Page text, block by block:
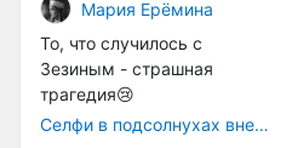
окажется связана с
кадрами. Их надо будет
все больше, чтобы
затыкать
образовывающиеся
технологические дыры. И
Мария Ерёмина
То, что случилось с
Зезиным - страшная
трагедия😢
Селфи в подсолнухах вне закона: За проникновение на сельхозземли без разрешения хотят штрафовать